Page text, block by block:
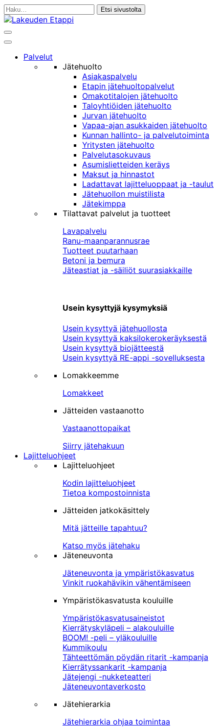
Siirry
sisältöön
Haku:
Haku
Päävalikko
Palvelut
Jätehuolto
Asiakaspalvelu
Etapin jätehuoltopalvelut
Omakotitalojen jätehuolto
Taloyhtiöiden jätehuolto
Jurvan jätehuolto
Vapaa-ajan asukkaiden jätehuolto
Kunnan hallinto- ja palvelutoiminta
Yritysten jätehuolto
Palvelutasokuvaus
Asumislietteiden keräys
Maksut ja hinnastot
Ladattavat lajitteluoppaat ja -taulut
Jätehuollon muistilista
Jätekimppa
Tilattavat palvelut ja tuotteet
Lavapalvelu
Ranu-maanparannusrae
Tuotteet puutarhaan
Betoni ja bemura
Jäteastiat ja -säiliöt suurasiakkaille
Usein kysyttyjä kysymyksiä
Usein kysyttyä jätehuollosta
Usein kysyttyä kaksilokerokeräyksestä
Usein kysyttyä biojätteestä
Usein kysyttyä RE-appi -sovelluksesta
Lomakkeemme
Lomakkeet
Jätteiden vastaanotto
Vastaanottopaikat
Siirry jätehakuun
Lajitteluohjeet
Lajitteluohjeet
Kodin lajitteluohjeet
Tietoa kompostoinnista
Jätteiden jatkokäsittely
Mitä jätteille tapahtuu?
Katso myös jätehaku
Jäteneuvonta
Jäteneuvonta ja ympäristökasvatus
Vinkit ruokahävikin vähentämiseen
Ympäristökasvatusta kouluille
Ympäristökasvatusaineistot
Kierrätyskyläpeli – alakouluille
BOOM! -peli – yläkouluille
Kummikoulu
Tähteettömän pöydän ritarit -kampanja
Kierrätyssankarit -kampanja
Jätejengi -nukketeatteri
Jäteneuvontaverkosto
Jätehierarkia
Jätehierarkia ohjaa toimintaa